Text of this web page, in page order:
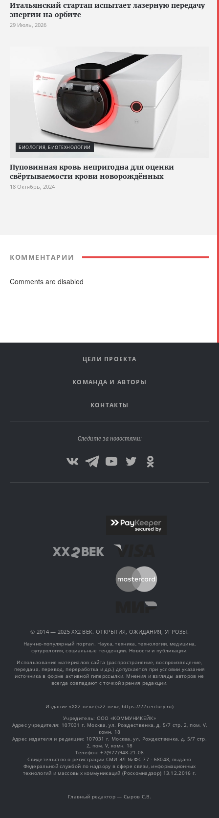
Итальянский стартап испытает лазерную передачу
энергии на орбите
29 Июль, 2026
БИОЛОГИЯ, БИОТЕХНОЛОГИИ
Пуповинная кровь непригодна для оценки
свёртываемости крови новорождённых
18 Октябрь, 2024
КОММЕНТАРИИ
Comments are disabled
ЦЕЛИ ПРОЕКТА
КОМАНДА И АВТОРЫ
КОНТАКТЫ
Следите за новостями:
© 2014 — 2025 XX2 ВЕК. ОТКРЫТИЯ, ОЖИДАНИЯ, УГРОЗЫ.
Научно-популярный портал. Наука, техника, технологии, медицина,
футурология, социальные тенденции. Новости и публикации.
Использование материалов сайта (распространение, воспроизведение,
передача, перевод, переработка и др.) допускается при условии указания
источника в форме активной гиперссылки. Мнения и взгляды авторов не
всегда совпадают с точкой зрения редакции.
Издание «XX2 век» («22 век», https://22century.ru)
Учредитель: OOO «КОММУНИКЕЙК»
Адрес учредителя: 107031 г. Москва, ул. Рождественка, д. 5/7 стр. 2, пом. V,
комн. 18
Адрес издателя и редакции: 107031 г. Москва, ул. Рождественка, д. 5/7 стр.
2, пом. V, комн. 18
Телефон: +7(977)948-21-08
Свидетельство о регистрации СМИ ЭЛ № ФС 77 - 68048, выдано
Федеральной службой по надзору в сфере связи, информационных
технологий и массовых коммуникаций (Роскомнадзор) 13.12.2016 г.
Главный редактор — Сыров С.В.